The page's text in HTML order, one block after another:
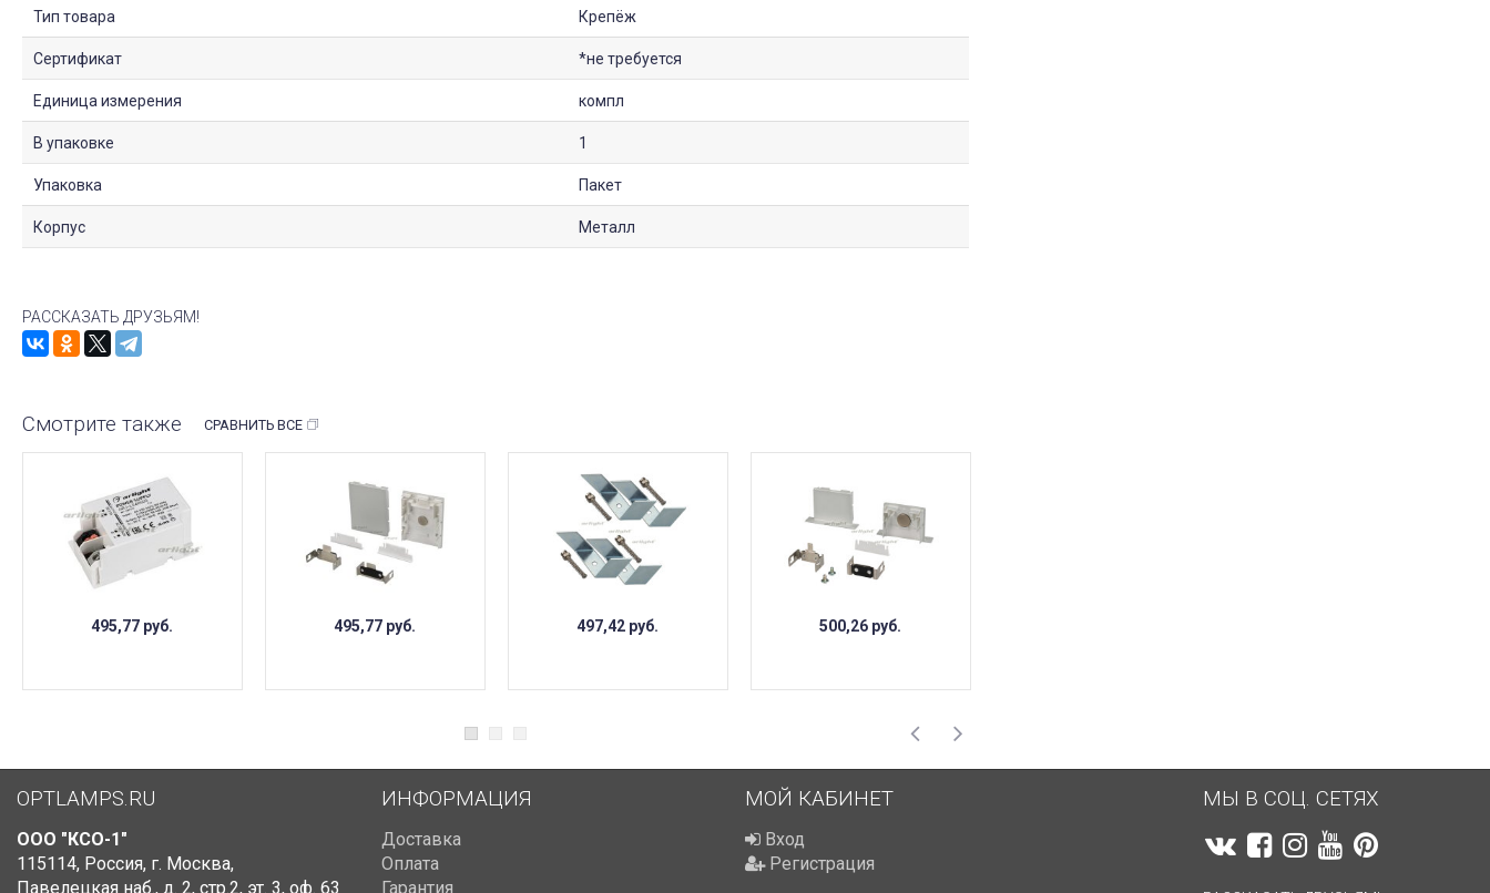
Тип товара Крепёж
Сертификат *не требуется
Единица измерения компл
В упаковке 1
Упаковка Пакет
Корпус Металл
РАССКАЗАТЬ ДРУЗЬЯМ!
Смотрите также СРАВНИТЬ ВСЕ
495,77 руб. 495,77 руб. 497,42 руб. 500,26 руб.
OPTLAMPS.RU
ООО "КСО-1"
115114, Россия, г. Москва,
Павелецкая наб., д. 2, стр.2, эт. 3, оф. 63
ИНФОРМАЦИЯ
Доставка
Оплата
Гарантия
МОЙ КАБИНЕТ
Вход
Регистрация
МЫ В СОЦ. СЕТЯХ